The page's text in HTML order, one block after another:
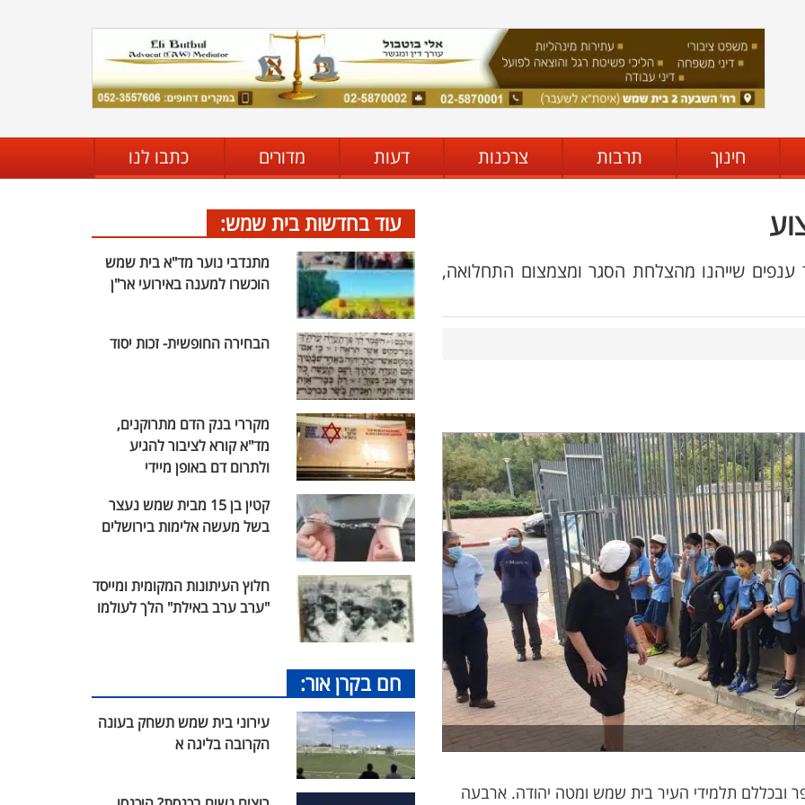
חינוך תרבות צרכנות דעות מדורים כתבו לנו
שייהנו מהצלחת הסגר ומצמצום התחלואה,
ובכללם תלמידי העיר בית שמש ומטה יהודה. ארבעה
עוד בחדשות בית שמש:
מתנדבי נוער מד"א בית שמש
הוכשרו למענה באירועי אר"ן
הבחירה החופשית- זכות יסוד
מקררי בנק הדם מתרוקנים,
מד"א קורא לציבור להגיע
ולתרום דם באופן מיידי
קטין בן 15 מבית שמש נעצר
בשל מעשה אלימות בירושלים
חלוץ העיתונות המקומית ומייסד
"ערב ערב באילת" הלך לעולמו
חם בקרן אור:
עירוני בית שמש תשחק בעונה
הקרובה בליגה א